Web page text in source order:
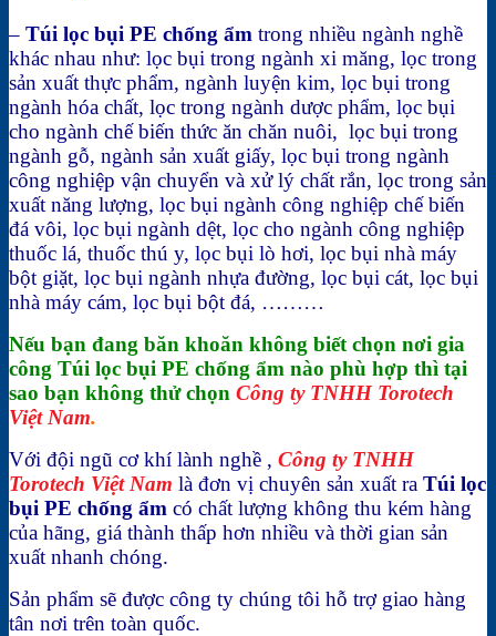
– Túi lọc bụi PE chống ẩm trong nhiều ngành nghề
khác nhau như: lọc bụi trong ngành xi măng, lọc trong
sản xuất thực phẩm, ngành luyện kim, lọc bụi trong
ngành hóa chất, lọc trong ngành dược phẩm, lọc bụi
cho ngành chế biến thức ăn chăn nuôi, lọc bụi trong
ngành gỗ, ngành sản xuất giấy, lọc bụi trong ngành
công nghiệp vận chuyển và xử lý chất rắn, lọc trong sản
xuất năng lượng, lọc bụi ngành công nghiệp chế biến
đá vôi, lọc bụi ngành dệt, lọc cho ngành công nghiệp
thuốc lá, thuốc thú y, lọc bụi lò hơi, lọc bụi nhà máy
bột giặt, lọc bụi ngành nhựa đường, lọc bụi cát, lọc bụi
nhà máy cám, lọc bụi bột đá, ………
Nếu bạn đang băn khoăn không biết chọn nơi gia
công Túi lọc bụi PE chống ẩm nào phù hợp thì tại
sao bạn không thử chọn Công ty TNHH Torotech
Việt Nam.
Với đội ngũ cơ khí lành nghề , Công ty TNHH
Torotech Việt Nam là đơn vị chuyên sản xuất ra Túi lọc
bụi PE chống ẩm có chất lượng không thu kém hàng
của hãng, giá thành thấp hơn nhiều và thời gian sản
xuất nhanh chóng.
Sản phẩm sẽ được công ty chúng tôi hỗ trợ giao hàng
tân nơi trên toàn quốc.